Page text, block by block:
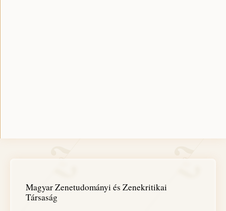
Magyar Zenetudományi és Zenekritikai
Társaság